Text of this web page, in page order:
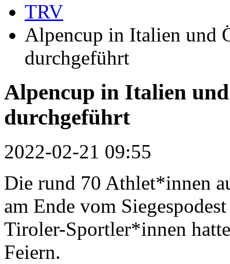
TRV
Alpencup in Italien und
durchgeführt
Alpencup in Italien
durchgeführt
2022-02-21 09:55
Die rund 70 Athlet*innen
am Ende vom
Tiroler-Sportler*innen
Feiern.